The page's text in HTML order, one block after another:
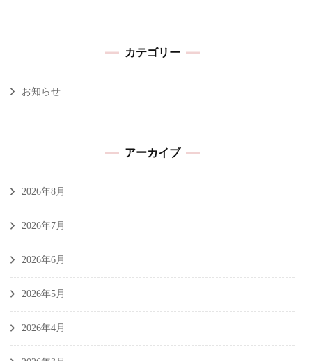
カテゴリー
お知らせ
アーカイブ
2026年8月
2026年7月
2026年6月
2026年5月
2026年4月